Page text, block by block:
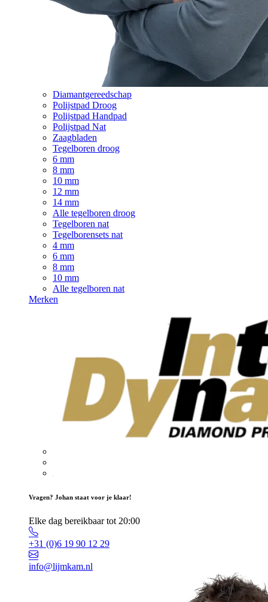
Diamantgereedschap
Polijstpad Droog
Polijstpad Handpad
Polijstpad Nat
Zaagbladen
Tegelboren droog
6 mm
8 mm
10 mm
12 mm
14 mm
Alle tegelboren droog
Tegelboren nat
Tegelborensets nat
4 mm
6 mm
8 mm
10 mm
Alle tegelboren nat
Merken
Vragen? Johan staat voor je klaar!
Elke dag bereikbaar tot 20:00
+31 (0)6 19 90 12 29
info@lijmkam.nl